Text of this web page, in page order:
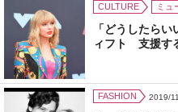
CULTURE ミュ
「どうしたら
ィフト 支援す
FASHION 2019/